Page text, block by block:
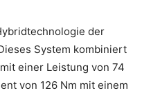
der
System kombiniert
einer Leistung von 74
von 126 Nm mit einem